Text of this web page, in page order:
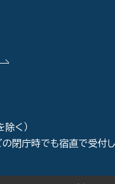
く）
閉庁時でも宿直で受付し